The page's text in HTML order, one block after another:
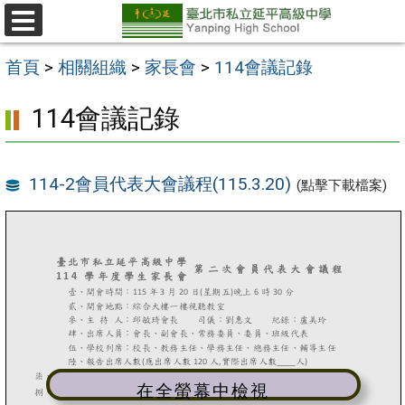
跳
至
主
容
區
選
單
首頁 > 相關組織 > 家長會 > 114會議記錄
114會議記錄
114-2會員代表大會議程(115.3.20) (點擊下載檔案)
在全螢幕中檢視